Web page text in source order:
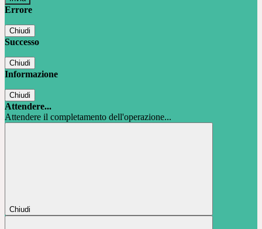
Errore
Chiudi
Successo
Chiudi
Informazione
Chiudi
Attendere...
Attendere il completamento dell'operazione...
Chiudi